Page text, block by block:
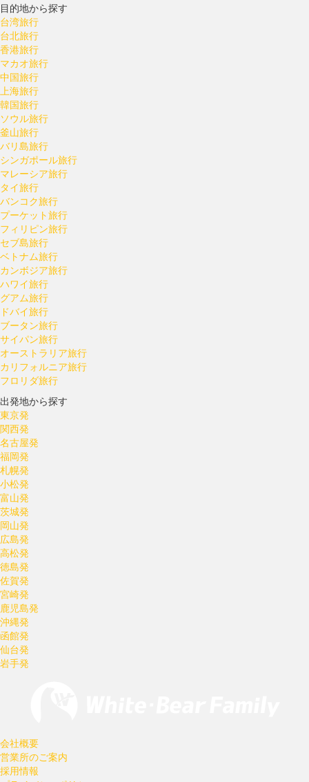
目的地から探す
台湾旅行
台北旅行
香港旅行
マカオ旅行
中国旅行
上海旅行
韓国旅行
ソウル旅行
釜山旅行
バリ島旅行
シンガポール旅行
マレーシア旅行
タイ旅行
バンコク旅行
プーケット旅行
フィリピン旅行
セブ島旅行
ベトナム旅行
カンボジア旅行
ハワイ旅行
グアム旅行
ドバイ旅行
ブータン旅行
サイパン旅行
オーストラリア旅行
カリフォルニア旅行
フロリダ旅行
出発地から探す
東京発
関西発
名古屋発
福岡発
札幌発
小松発
富山発
茨城発
岡山発
広島発
高松発
徳島発
佐賀発
宮崎発
鹿児島発
沖縄発
函館発
仙台発
岩手発
会社概要
営業所のご案内
採用情報